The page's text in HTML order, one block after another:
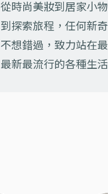
從時尚美妝到居家小
到探索旅程，任何新
不想錯過，致力站在
最新最流行的各種生活